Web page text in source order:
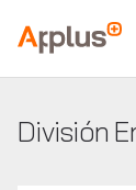
Applus+
División